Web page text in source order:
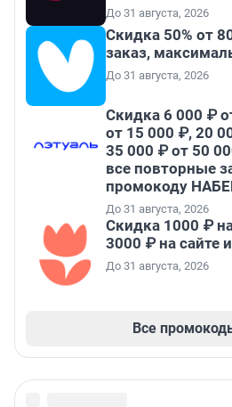
До 31 августа, 2026
Скидка 50% от
заказ,
До 31 августа, 2026
Скидка 6 000 ₽
от 15 000 ₽, 20
35 000 ₽ от 50
все повторные
промокоду
До 31 августа, 2026
Скидка 1000 ₽
3000 ₽ на сайте
До 31 августа, 2026
Все